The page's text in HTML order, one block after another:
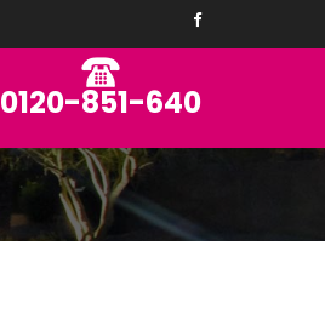
0120-851-640